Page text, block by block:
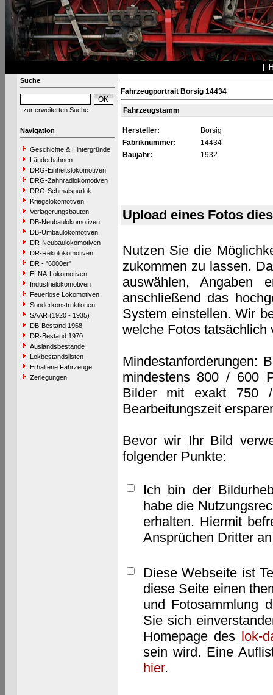
Suche
zur erweiterten Suche
Navigation
Geschichte & Hintergründe
Länderbahnen
DRG-Einheitslokomotiven
DRG-Zahnradlokomotiven
DRG-Schmalspurlok.
Kriegslokomotiven
Verlagerungsbauten
DB-Neubaulokomotiven
DB-Umbaulokomotiven
DR-Neubaulokomotiven
DR-Rekolokomotiven
DR - "6000er"
ELNA-Lokomotiven
Industrielokomotiven
Feuerlose Lokomotiven
Sonderkonstruktionen
SAAR (1920 - 1935)
DB-Bestand 1968
DR-Bestand 1970
Auslandsbestände
Lokbestandslisten
Erhaltene Fahrzeuge
Zerlegungen
Fahrzeugportrait Borsig 14434
Fahrzeugstamm
Hersteller:
Borsig
Fabriknummer:
14434
Baujahr:
1932
Upload eines Fotos
Nutzen Sie die
zukommen zu lassen.
auswählen, Angaben
anschließend das
System einstellen. Wir
welche Fotos tatsächlich
Mindestanforderungen:
mindestens 800 / 600
Bilder mit exakt 750
Bearbeitungszeit
Bevor wir Ihr Bild
folgender Punkte:
Ich bin der
habe die
erhalten. Hiermit
Ansprüchen Dritter
Diese Webseite ist
diese Seite einen
und Fotosammlung
Sie sich
Homepage des lok-
sein wird. Eine
hier.